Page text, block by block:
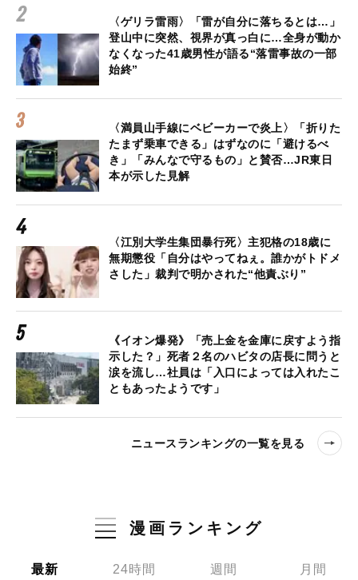
〈ゲリラ雷雨〉「雷が自分に落ちるとは…」
登山中に突然、視界が真っ白に…全身が動か
なくなった41歳男性が語る“落雷事故の一部
始終”
〈満員山手線にベビーカーで炎上〉「折りた
たまず乗車できる」はずなのに「避けるべ
き」「みんなで守るもの」と賛否…JR東日
本が示した見解
〈江別大学生集団暴行死〉主犯格の18歳に
無期懲役「自分はやってねぇ。誰かがトドメ
さした」裁判で明かされた“他責ぶり”
《イオン爆発》「売上金を金庫に戻すよう指
示した？」死者２名のハビタの店長に問うと
涙を流し…社員は「入口によっては入れたこ
ともあったようです」
ニュースランキングの一覧を見る
漫画ランキング
最新 24時間 週間 月間